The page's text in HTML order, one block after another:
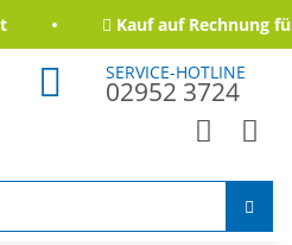
Kauf auf Rechnung
SERVICE-HOTLINE
02952 3724